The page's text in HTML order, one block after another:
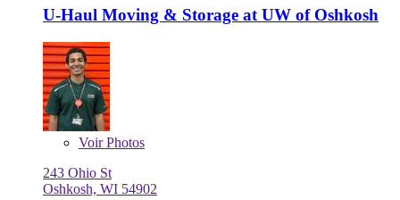
U-Haul Moving & Storage at UW of Oshkosh
VoirPhotos
243 Ohio St
Oshkosh, WI 54902